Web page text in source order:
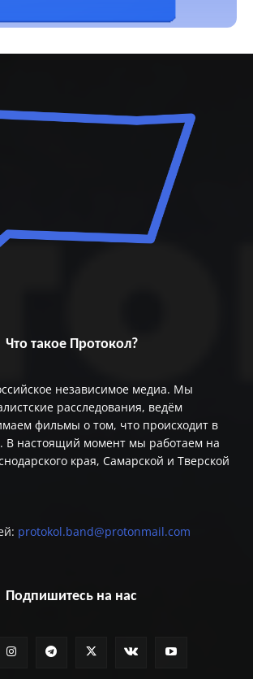
Что такое Протокол?
независимое медиа. Мы
расследования, ведём
фильмы о том, что происходит в
В настоящий момент мы работаем на
края, Самарской и Тверской
protokol.band@protonmail.com
Подпишитесь на нас